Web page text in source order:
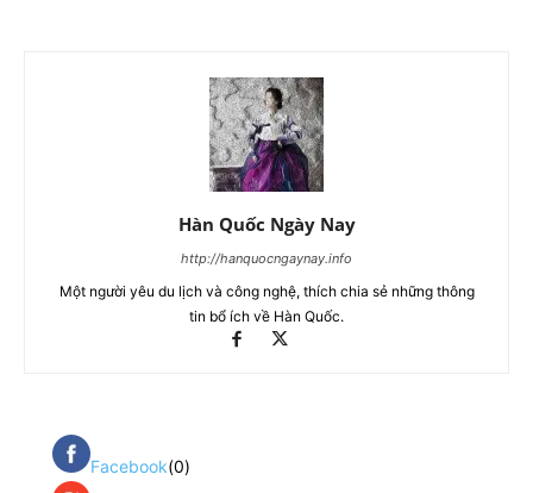
Hàn Quốc Ngày Nay
http://hanquocngaynay.info
Một người yêu du lịch và công nghệ, thích chia sẻ những thông
tin bổ ích về Hàn Quốc.
Facebook(0)